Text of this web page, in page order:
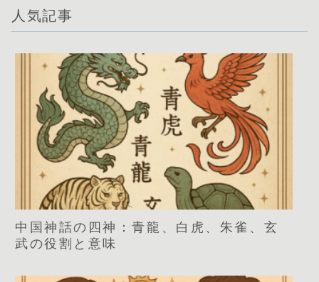
人気記事
中国神話の四神：青龍、白虎、朱雀、玄
武の役割と意味